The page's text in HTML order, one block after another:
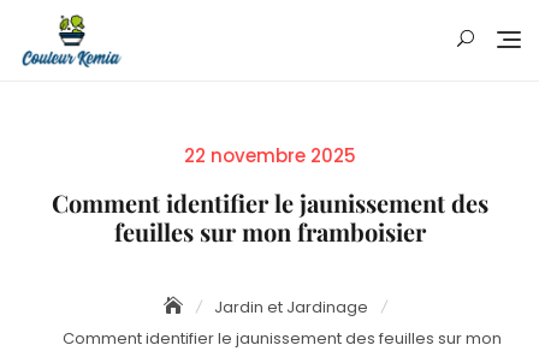
content
Posted
22 novembre 2025
Comment identifier le jaunissement des
feuilles sur mon framboisier
Jardin et Jardinage
Comment identifier le jaunissement des feuilles sur mon